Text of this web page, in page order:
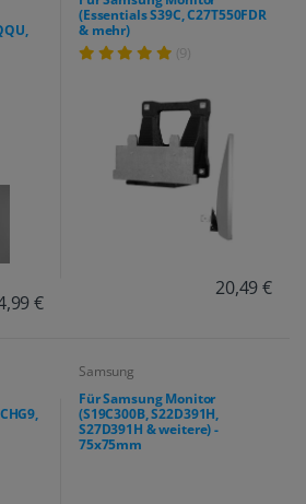
€
(Essentials S39C, C27T550FDR
& mehr)
(9)
20,49 €
Samsung
Für Samsung Monitor
(S19C300B, S22D391H,
S27D391H & weitere) -
75x75mm